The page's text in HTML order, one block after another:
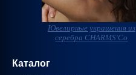
Ювелирные украшения из
серебра CHARMS'Co
Каталог